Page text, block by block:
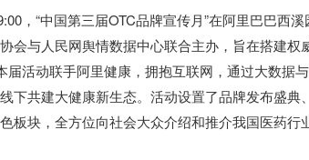
，“中国第三届OTC品牌宣传月”在阿里巴巴西
会与人民网舆情数据中心联合主办，旨在搭建权
届活动联手阿里健康，拥抱互联网，通过大数据
下共建大健康新生态。 活动设置了品牌发布盛典
板块，全方位向社会大众介绍和推介我国医药